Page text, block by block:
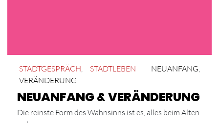
STADTGESPRÄCH STADTLEBEN NEUANFANG
VERÄNDERUNG
NEUANFANG & VERÄNDERUNG
Die reinste Form des Wahnsinns ist es, alles beim Alten